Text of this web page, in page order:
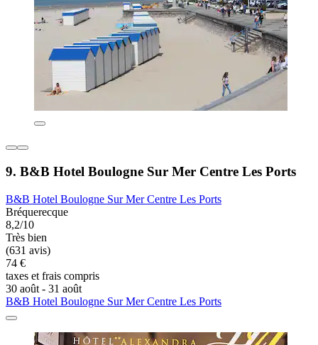
9. B&B Hotel Boulogne Sur Mer Centre Les Ports
B&B Hotel Boulogne Sur Mer Centre Les Ports
Bréquerecque
8,2/10
Très bien
(631 avis)
74 €
taxes et frais compris
30 août - 31 août
B&B Hotel Boulogne Sur Mer Centre Les Ports